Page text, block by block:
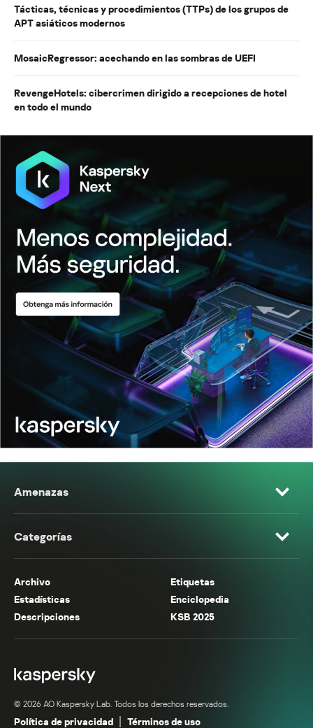
Tácticas, técnicas y procedimientos (TTPs) de los grupos de
APT asiáticos modernos
MosaicRegressor: acechando en las sombras de UEFI
RevengeHotels: cibercrimen dirigido a recepciones de hotel
en todo el mundo
Amenazas
Categorías
Archivo
Etiquetas
Estadísticas
Enciclopedia
Descripciones
KSB 2025
© 2026 AO Kaspersky Lab. Todos los derechos reservados.
Política de privacidad Términos de uso